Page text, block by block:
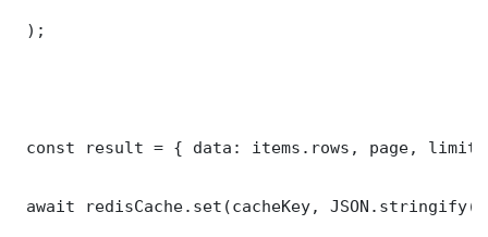
);
const result = { data: items.rows, page,
await redisCache.set(cacheKey,